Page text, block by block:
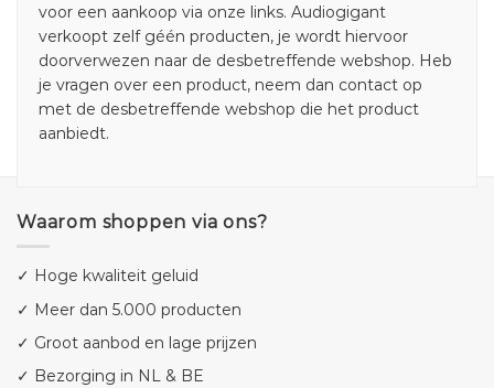
voor een aankoop via onze links. Audiogigant
verkoopt zelf géén producten, je wordt hiervoor
doorverwezen naar de desbetreffende webshop. Heb
je vragen over een product, neem dan contact op
met de desbetreffende webshop die het product
aanbiedt.
Waarom shoppen via ons?
✓ Hoge kwaliteit geluid
✓ Meer dan 5.000 producten
✓ Groot aanbod en lage prijzen
✓ Bezorging in NL & BE